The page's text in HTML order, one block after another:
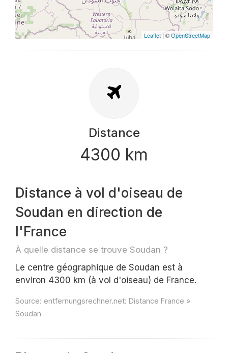
Leaflet | ©OpenStreetMap
Distance
4300 km
Distance à vol d'oiseau de
Soudan en direction de
l'France
À quelle distance se trouve Soudan ?
Le centre géographique de Soudan est à
environ 4300 km (à vol d'oiseau) de France.
Source: entfernungsrechner.net: Distance France »
Soudan